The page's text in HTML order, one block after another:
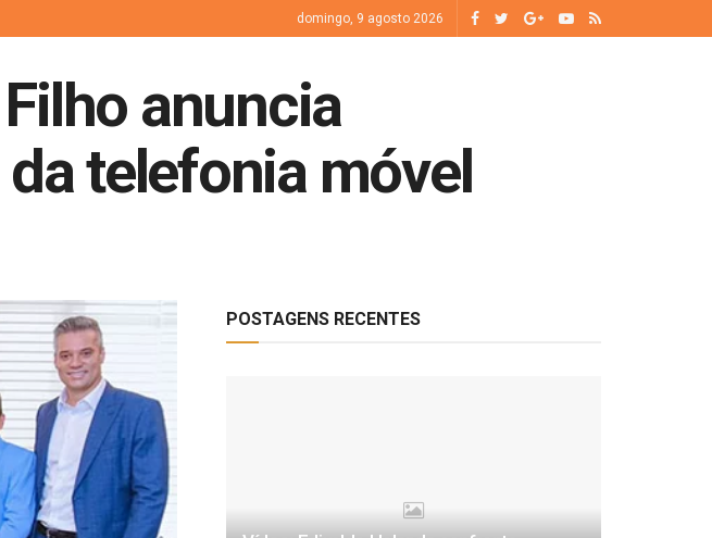
domingo, 9 agosto 2026
anuncia
telefonia móvel
POSTAGENS RECENTES